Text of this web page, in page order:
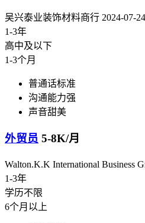
吴兴泰业装饰材料商行 2024-07-
1-3年
高中及以下
1-3个月
普通话标准
沟通能力强
声音甜美
外贸员 5-8K/月
Walton.K.K International Business
1-3年
学历不限
6个月以上